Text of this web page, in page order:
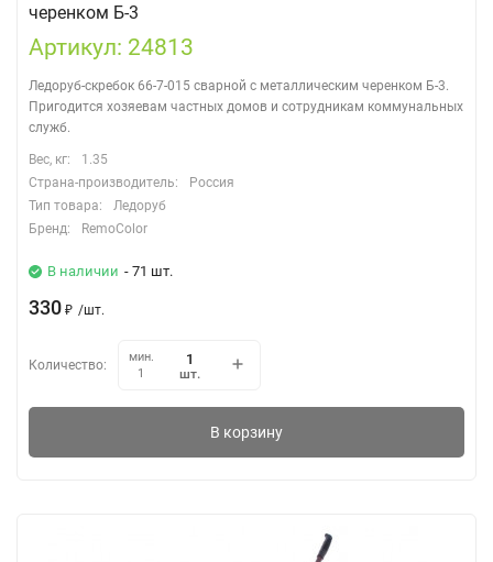
черенком Б-3
Артикул: 24813
Ледоруб-скребок 66-7-015 сварной с металлическим черенком Б-3.
Пригодится хозяевам частных домов и сотрудникам коммунальных
служб.
Вес, кг:
1.35
Страна-производитель:
Россия
Тип товара:
Ледоруб
Бренд:
RemoColor
В наличии - 71 шт.
330 ₽ /шт.
Количество:
мин.
1
шт.
В корзину